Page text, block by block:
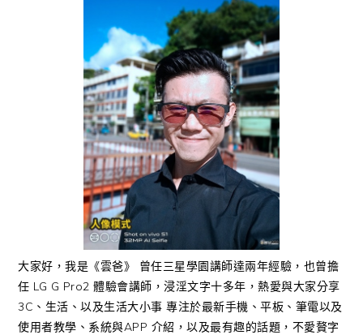
大家好，我是《雲爸》 曾任三星學園講師達兩年經驗，也曾擔
任 LG G Pro2 體驗會講師，浸淫文字十多年，熱愛與大家分享
3C、生活、以及生活大小事 專注於最新手機、平板、筆電以及
使用者教學、系統與APP 介紹，以及最有趣的話題，不愛贅字